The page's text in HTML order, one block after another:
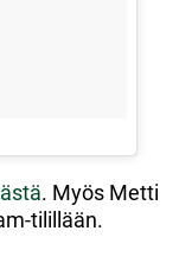
. Myös Metti
tilillään.